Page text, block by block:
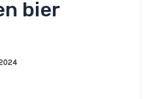
bier